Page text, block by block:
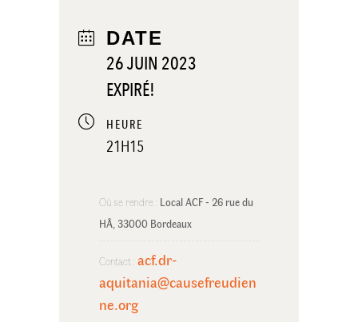
DATE
26 JUIN 2023
EXPIRÉ!
HEURE
21H15
Où se rendre : Local ACF - 26 rue du
HÂ, 33000 Bordeaux
Contact : acf.dr-
aquitania@causefreudien
ne.org